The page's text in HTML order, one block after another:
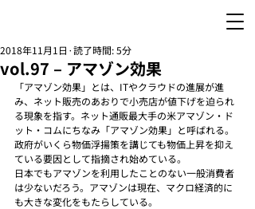
vol.97 – アマゾン効果
2018年11月1日 読了時間: 5分
「アマゾン効果」とは、ITやクラウドの進展が進
み、ネット販売のあおりで小売店が値下げを迫られ
る現象を指す。ネット通販最大手の米アマゾン・ド
ット・コムにちなみ「アマゾン効果」と呼ばれる。
政府がいくら物価浮揚策を講じても物価上昇を抑え
ている要因として指摘され始めている。
日本でもアマゾンを利用したことのない一般消費者
は少ないだろう。アマゾンは現在、マクロ経済的に
も大きな変化をもたらしている。